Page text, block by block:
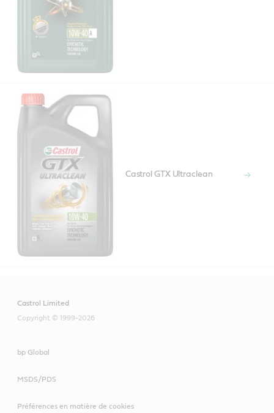
Castrol GTX Ultraclean
Castrol Limited
Copyright © 1999-2026
bp Global
MSDS/PDS
Préférences en matière de cookies